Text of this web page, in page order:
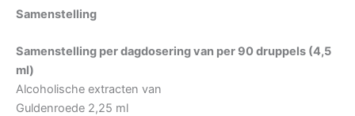
Samenstelling
Samenstelling per dagdosering van per 90 druppels (4,5
ml)
Alcoholische extracten van
Guldenroede 2,25 ml